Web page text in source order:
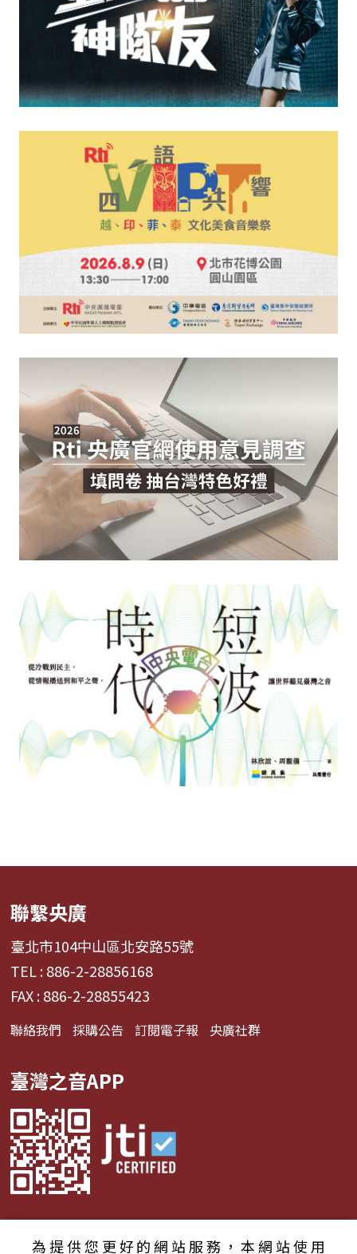
聯繫央廣
臺北市104中山區北安路55號
TEL : 886-2-28856168
FAX : 886-2-28855423
聯絡我們 採購公告 訂閱電子報 央廣社群
臺灣之音APP
為提供您更好的網站服務，本網站使用